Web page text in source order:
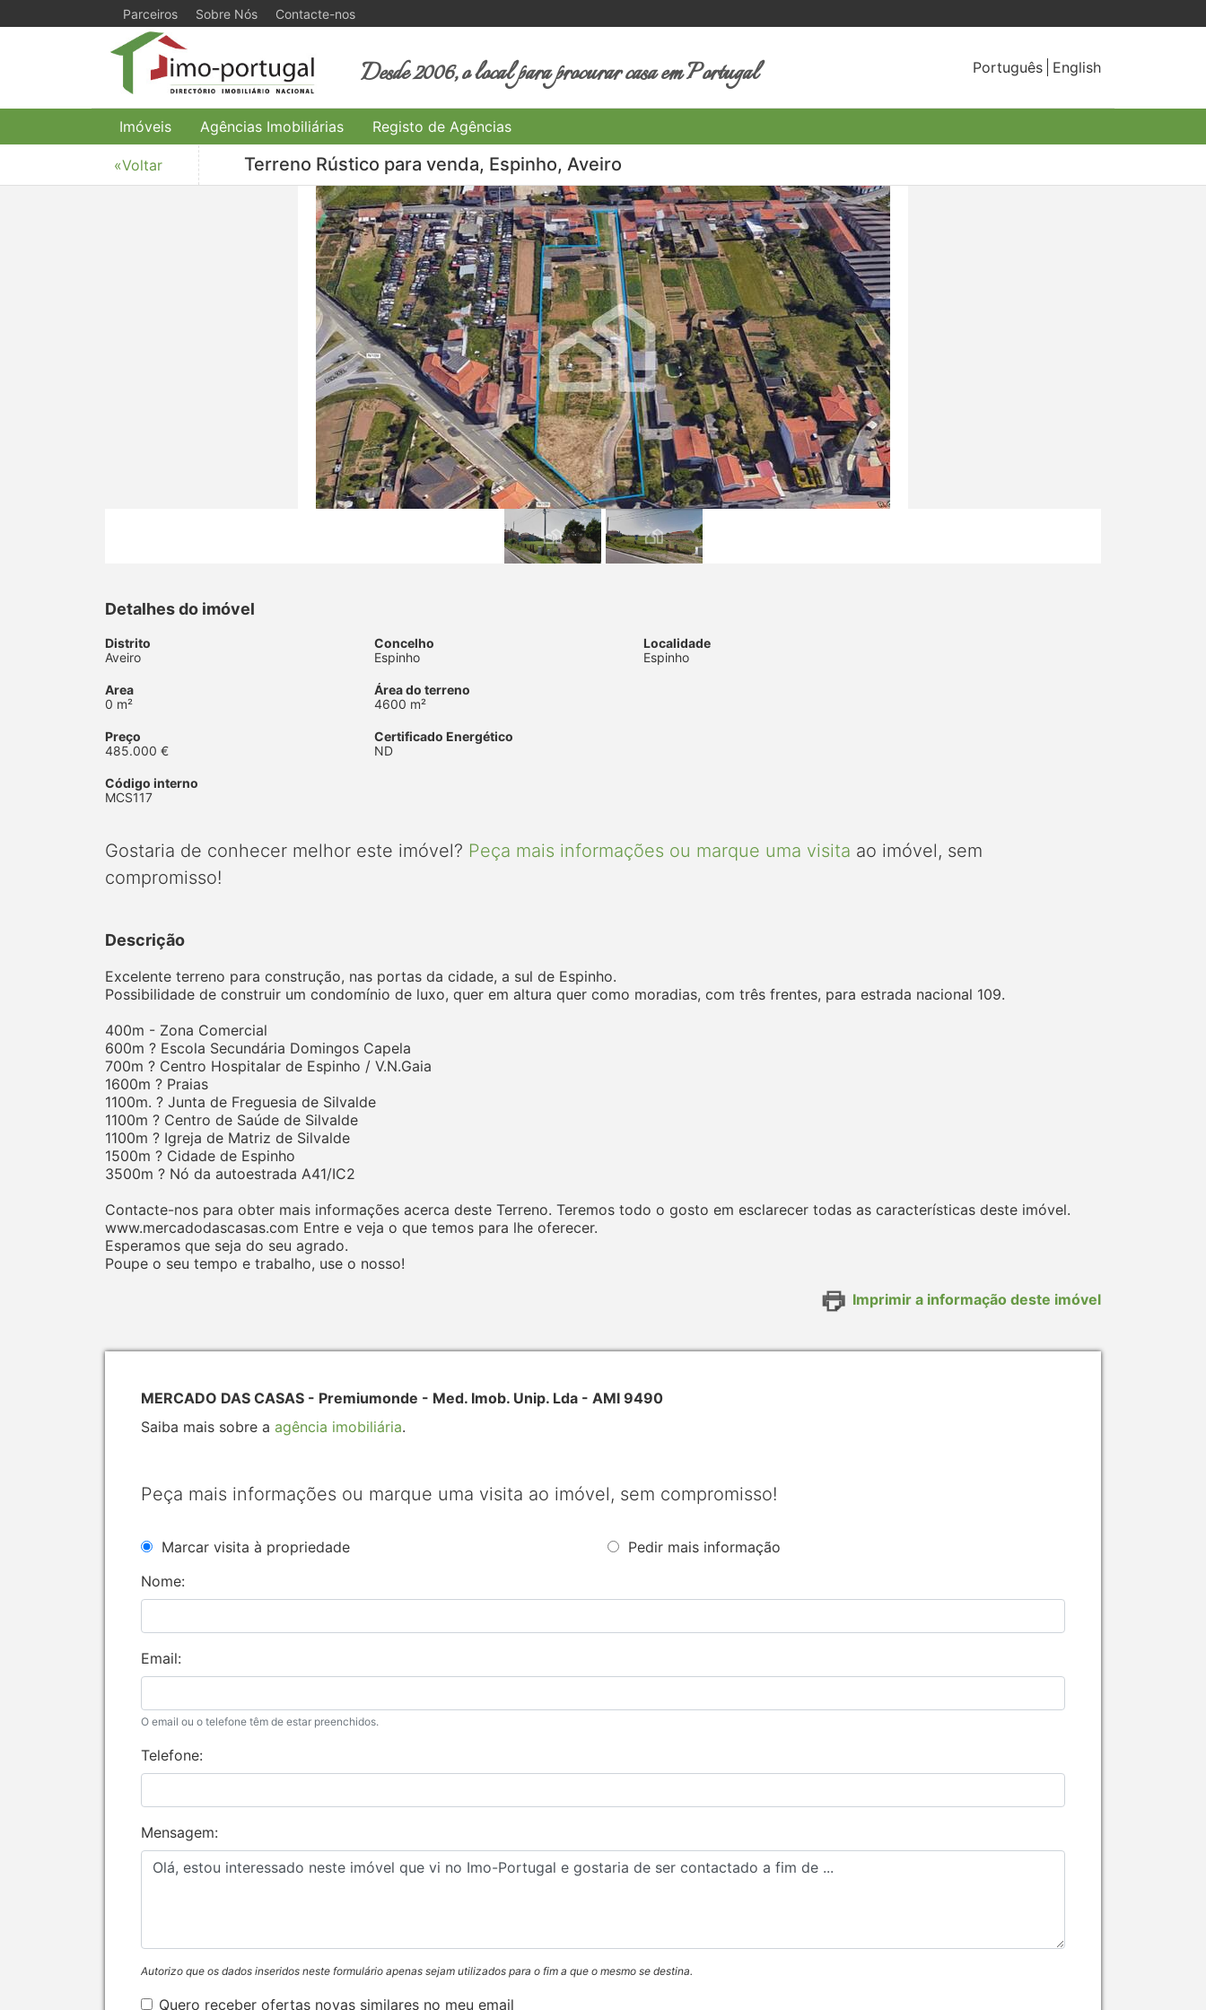
Parceiros Sobre Nós Contacte-nos
Desde 2006, o local para procurar casa em Portugal Português English
Imóveis Agências Imobiliárias Registo de Agências
«Voltar Terreno Rústico para venda, Espinho, Aveiro
Detalhes do imóvel
Distrito
Aveiro
Concelho
Espinho
Localidade
Espinho
Area
0 m²
Área do terreno
4600 m²
Preço
485.000 €
Certificado Energético
ND
Código interno
MCS117
Gostaria de conhecer melhor este imóvel? Peça mais informações ou marque uma visita ao imóvel, sem
compromisso!
Descrição
Excelente terreno para construção, nas portas da cidade, a sul de Espinho.
Possibilidade de construir um condomínio de luxo, quer em altura quer como moradias, com três frentes, para estrada nacional 109.
400m - Zona Comercial
600m ? Escola Secundária Domingos Capela
700m ? Centro Hospitalar de Espinho / V.N.Gaia
1600m ? Praias
1100m. ? Junta de Freguesia de Silvalde
1100m ? Centro de Saúde de Silvalde
1100m ? Igreja de Matriz de Silvalde
1500m ? Cidade de Espinho
3500m ? Nó da autoestrada A41/IC2
Contacte-nos para obter mais informações acerca deste Terreno. Teremos todo o gosto em esclarecer todas as características deste imóvel.
www.mercadodascasas.com Entre e veja o que temos para lhe oferecer.
Esperamos que seja do seu agrado.
Poupe o seu tempo e trabalho, use o nosso!
Imprimir a informação deste imóvel
MERCADO DAS CASAS - Premiumonde - Med. Imob. Unip. Lda - AMI 9490
Saiba mais sobre a agência imobiliária.
Peça mais informações ou marque uma visita ao imóvel, sem compromisso!
Marcar visita à propriedade
Pedir mais informação
Nome:
Email:
O email ou o telefone têm de estar preenchidos.
Telefone:
Mensagem:
Autorizo que os dados inseridos neste formulário apenas sejam utilizados para o fim a que o mesmo se destina.
Quero receber ofertas novas similares no meu email